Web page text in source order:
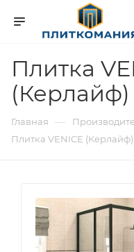
Плитка
(Керлайф)
Главная —
Плитка VENICE (Керлайф)